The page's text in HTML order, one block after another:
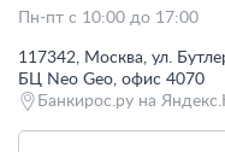
Пн-пт с 10:00 до 17:00
117342, Москва, ул.
БЦ Neo Geo, офис 4070
Банкирос.ру на